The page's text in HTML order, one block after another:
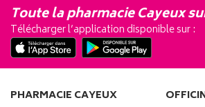
Toute la pharmacie Cayeux
Télécharger l’application disponible sur :
PHARMACIE CAYEUX